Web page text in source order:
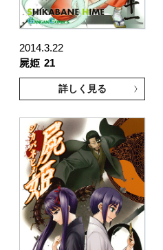
2014.3.22
屍姫 21
詳しく見る